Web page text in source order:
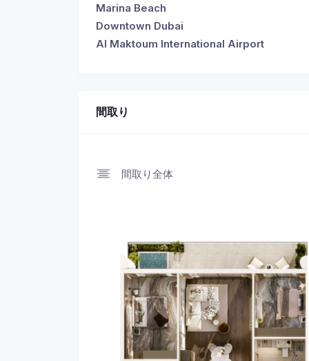
Marina Beach
Downtown Dubai
Al Maktoum International Airport
間取り
間取り全体